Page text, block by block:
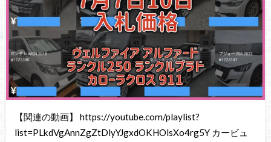
【関連の動画】 https://youtube.com/playlist?
list=PLkdVgAnnZgZtDlyYJgxdOKHOlsXo4rg5Y カービュ